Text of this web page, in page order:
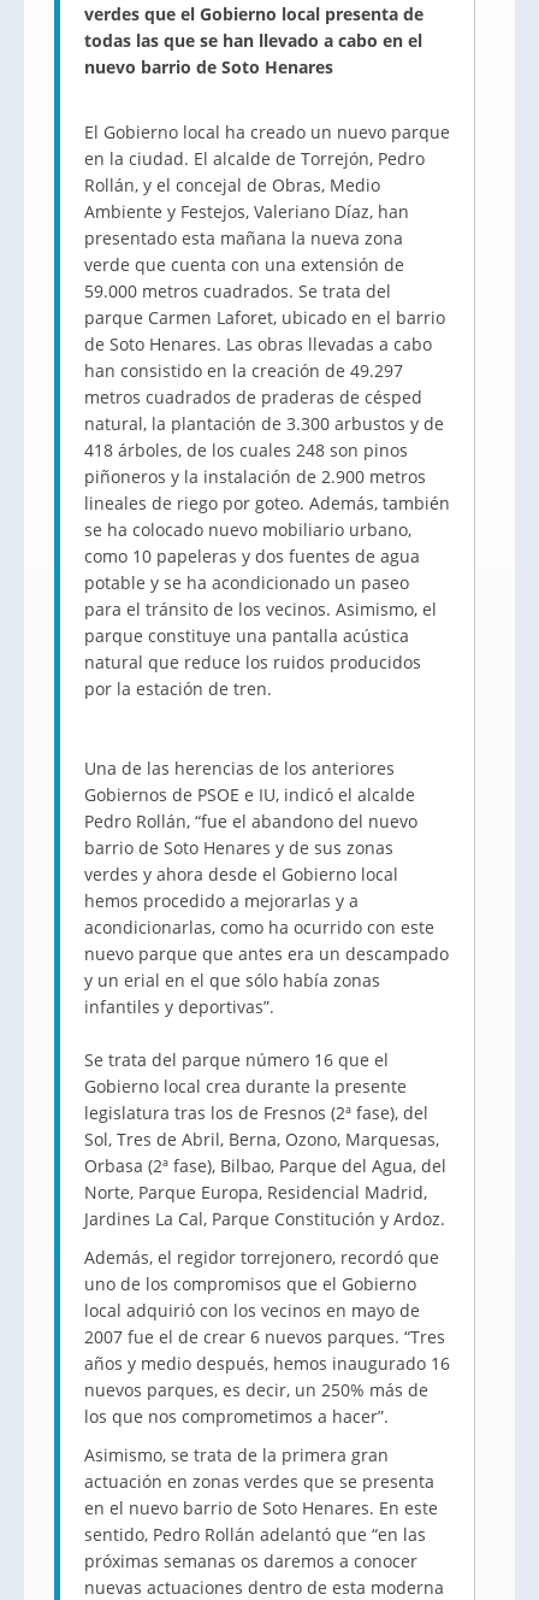
verdes que el Gobierno local presenta de
todas las que se han llevado a cabo en el
nuevo barrio de Soto Henares
El Gobierno local ha creado un nuevo parque
en la ciudad. El alcalde de Torrejón, Pedro
Rollán, y el concejal de Obras, Medio
Ambiente y Festejos, Valeriano Díaz, han
presentado esta mañana la nueva zona
verde que cuenta con una extensión de
59.000 metros cuadrados. Se trata del
parque Carmen Laforet, ubicado en el barrio
de Soto Henares. Las obras llevadas a cabo
han consistido en la creación de 49.297
metros cuadrados de praderas de césped
natural, la plantación de 3.300 arbustos y de
418 árboles, de los cuales 248 son pinos
piñoneros y la instalación de 2.900 metros
lineales de riego por goteo. Además, también
se ha colocado nuevo mobiliario urbano,
como 10 papeleras y dos fuentes de agua
potable y se ha acondicionado un paseo
para el tránsito de los vecinos. Asimismo, el
parque constituye una pantalla acústica
natural que reduce los ruidos producidos
por la estación de tren.
Una de las herencias de los anteriores
Gobiernos de PSOE e IU, indicó el alcalde
Pedro Rollán, “fue el abandono del nuevo
barrio de Soto Henares y de sus zonas
verdes y ahora desde el Gobierno local
hemos procedido a mejorarlas y a
acondicionarlas, como ha ocurrido con este
nuevo parque que antes era un descampado
y un erial en el que sólo había zonas
infantiles y deportivas”.
Se trata del parque número 16 que el
Gobierno local crea durante la presente
legislatura tras los de Fresnos (2ª fase), del
Sol, Tres de Abril, Berna, Ozono, Marquesas,
Orbasa (2ª fase), Bilbao, Parque del Agua, del
Norte, Parque Europa, Residencial Madrid,
Jardines La Cal, Parque Constitución y Ardoz.
Además, el regidor torrejonero, recordó que
uno de los compromisos que el Gobierno
local adquirió con los vecinos en mayo de
2007 fue el de crear 6 nuevos parques. “Tres
años y medio después, hemos inaugurado 16
nuevos parques, es decir, un 250% más de
los que nos comprometimos a hacer”.
Asimismo, se trata de la primera gran
actuación en zonas verdes que se presenta
en el nuevo barrio de Soto Henares. En este
sentido, Pedro Rollán adelantó que “en las
próximas semanas os daremos a conocer
nuevas actuaciones dentro de esta moderna